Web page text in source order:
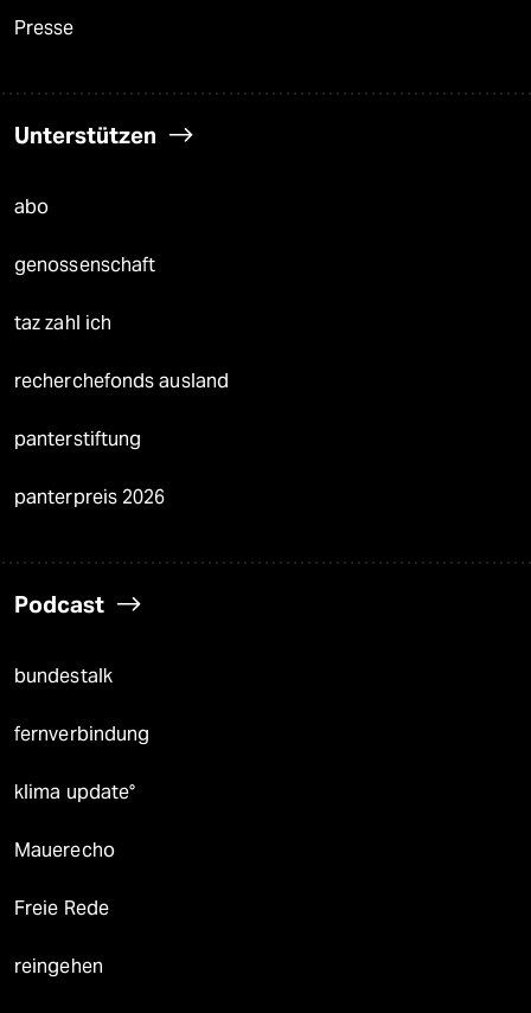
Presse
Unterstützen
abo
genossenschaft
taz zahl ich
recherchefonds ausland
panterstiftung
panterpreis 2026
Podcast
bundestalk
fernverbindung
klima update°
Mauerecho
Freie Rede
reingehen